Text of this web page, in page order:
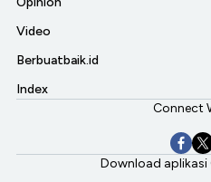
Video
Berbuatbaik.id
Index
Connect
Download aplikasi